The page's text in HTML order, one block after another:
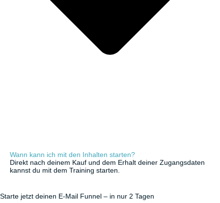
Wann kann ich mit den Inhalten starten?
Direkt nach deinem Kauf und dem Erhalt deiner Zugangsdaten
kannst du mit dem Training starten.
Starte jetzt deinen E-Mail Funnel – in nur 2 Tagen